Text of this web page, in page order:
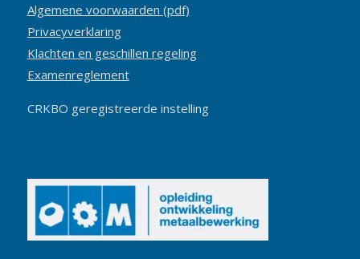
Algemene voorwaarden (pdf)
Privacyverklaring
Klachten en geschillen regeling
Examenreglement
CRKBO geregistreerde instelling